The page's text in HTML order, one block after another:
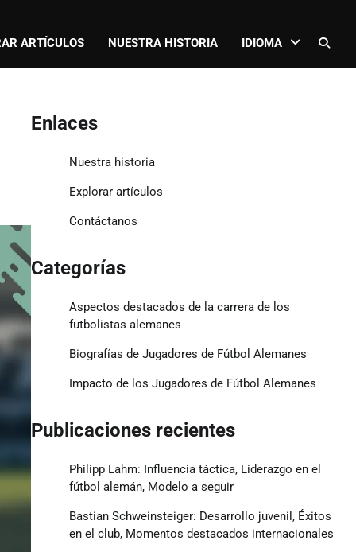
ARTÍCULOS NUESTRA HISTORIA IDIOMA
Enlaces
Nuestra historia
Explorar artículos
Contáctanos
Categorías
Aspectos destacados de la carrera de los
futbolistas alemanes
Biografías de Jugadores de Fútbol Alemanes
Impacto de los Jugadores de Fútbol Alemanes
Publicaciones recientes
Philipp Lahm: Influencia táctica, Liderazgo en el
fútbol alemán, Modelo a seguir
Bastian Schweinsteiger: Desarrollo juvenil, Éxitos
en el club, Momentos destacados internacionales